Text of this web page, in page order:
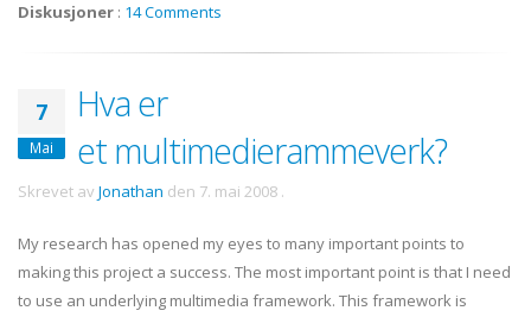
Diskusjoner : 14 Comments
7
Mai
Hva er
et multimedierammeverk?
Skrevet av Jonathan den 7. mai 2008 .
My research has opened my eyes to many important points to
making this project a success. The most important point is that I need
to use an underlying multimedia framework. This framework is